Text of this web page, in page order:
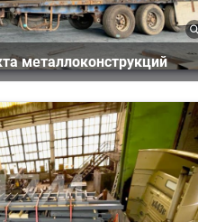
металлоконструкций